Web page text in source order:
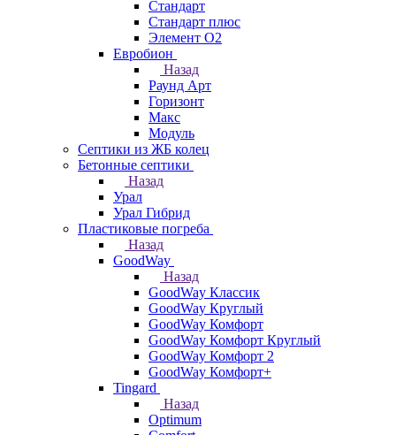
Стандарт
Стандарт плюс
Элемент О2
Евробион
Назад
Раунд Арт
Горизонт
Макс
Модуль
Септики из ЖБ колец
Бетонные септики
Назад
Урал
Урал Гибрид
Пластиковые погреба
Назад
GoodWay
Назад
GoodWay Классик
GoodWay Круглый
GoodWay Комфорт
GoodWay Комфорт Круглый
GoodWay Комфорт 2
GoodWay Комфорт+
Tingard
Назад
Optimum